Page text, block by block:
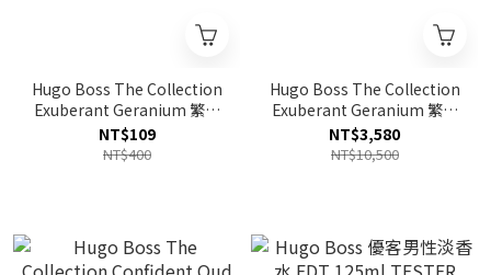
Hugo Boss The Collection
Exuberant Geranium 繁茂
天竺葵香精 PARFUM 1.5ml
NT$109
NT$400
Hugo Boss The Collection
Exuberant Geranium 繁茂
天竺葵香精 PARFUM 100ml
TESTER (原廠蓋)
NT$3,580
NT$10,500